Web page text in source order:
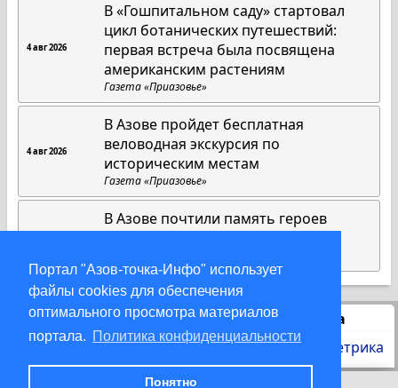
Портал "Азов-точка-Инфо" использует
файлы cookies для обеспечения
оптимального просмотра материалов
портала. Политика конфиденциальности
Понятно
4 авг 2026
В «Гошпитальном саду» стартовал
цикл ботанических путешествий:
первая встреча была посвящена
американским растениям
Газета «Приазовье»
4 авг 2026
В Азове пройдет бесплатная
веловодная экскурсия по
историческим местам
Газета «Приазовье»
В Азове почтили память героев
Статистика